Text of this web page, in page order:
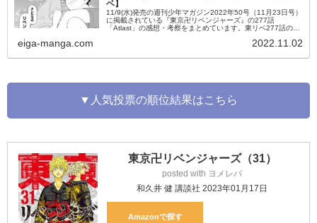
ベ】
11/9(水)発売の週刊少年マガジン2022年50号（11月23日号）
に掲載されている『東京卍リベンジャーズ』の277話
「Atlast」の感想・考察をまとめています。東リベ277話の内
eiga-manga.com 2022.11.02
▼人気投票の順位結果はこちら
東京卍リベンジャーズ（31）
posted with ヨメレバ
和久井 健 講談社 2023年01月17日
Amazon